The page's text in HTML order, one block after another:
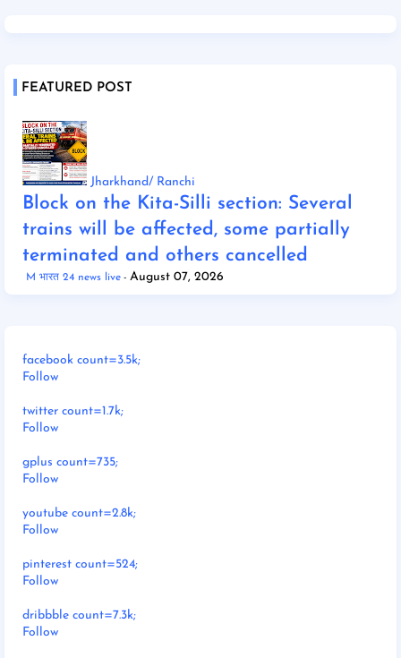
FEATURED POST
Jharkhand/ Ranchi
Block on the Kita-Silli section: Several
trains will be affected, some partially
terminated and others cancelled
M भारत 24 news live August 07, 2026
facebook count=3.5k;
Follow
twitter count=1.7k;
Follow
gplus count=735;
Follow
youtube count=2.8k;
Follow
pinterest count=524;
Follow
dribbble count=7.3k;
Follow